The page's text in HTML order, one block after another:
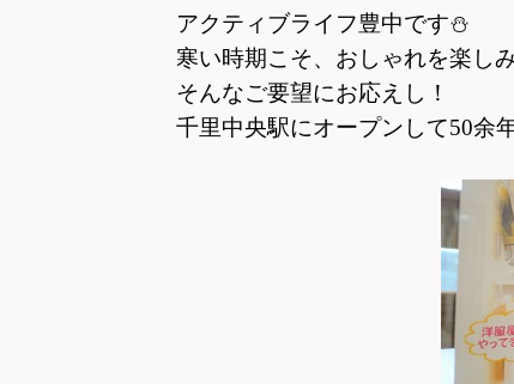
アクティブライフ豊中です⛄
寒い時期こそ、おしゃれを楽し
そんなご要望にお応えし！
千里中央駅にオープンして50余